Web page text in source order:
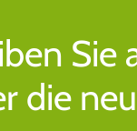
Sie
die